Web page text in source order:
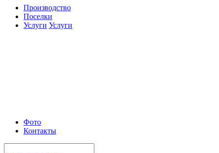
Производство
Поселки
Услуги Услуги
Фото
Контакты